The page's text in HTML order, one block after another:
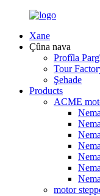
Xane
Çûna nava
Profîla
Tour
Şehade
Products
ACME
motor